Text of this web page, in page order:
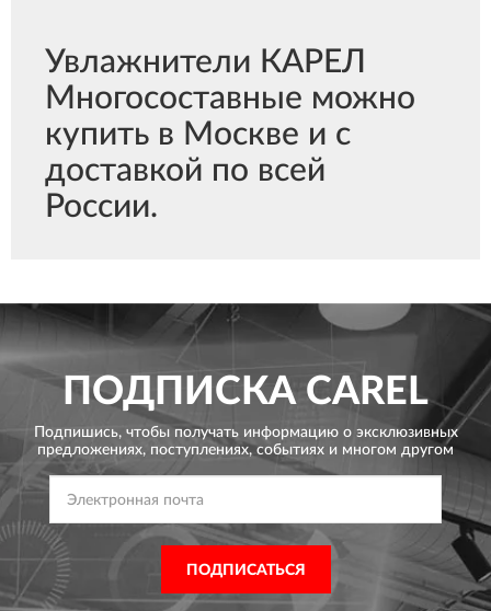
Увлажнители КАРЕЛ
Многосоставные можно
купить в Москве и с
доставкой по всей
России.
ПОДПИСКА CAREL
Подпишись, чтобы получать информацию о эксклюзивных
предложениях, поступлениях, событиях и многом другом
ПОДПИСАТЬСЯ